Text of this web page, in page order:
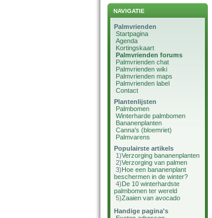
NAVIGATIE
Palmvrienden
Startpagina
Agenda
Kortingskaart
Palmvrienden forums
Palmvrienden chat
Palmvrienden wiki
Palmvrienden maps
Palmvrienden label
Contact
Plantenlijsten
Palmbomen
Winterharde palmbomen
Bananenplanten
Canna's (bloemriet)
Palmvarens
Populairste artikels
1)Verzorging bananenplanten
2)Verzorging van palmen
3)Hoe een bananenplant
beschermen in de winter?
4)De 10 winterhardste
palmbomen ter wereld
5)Zaaien van avocado
Handige pagina's